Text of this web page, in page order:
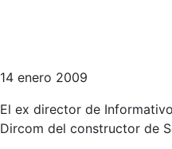
14 enero 2009
El ex director de
Dircom del constructor de